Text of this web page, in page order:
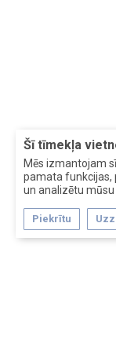
Šī tīmekļa
Mēs izmantojam
pamata funkcijas,
un analizētu mūsu
Piekrītu